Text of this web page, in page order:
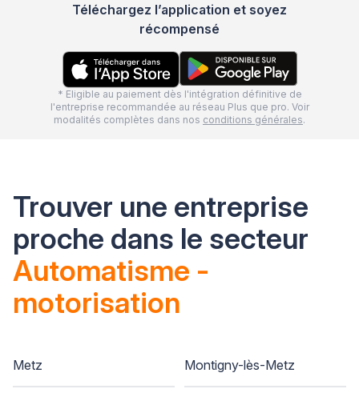
Téléchargez l’application et soyez
récompensé
* Eligible au paiement dès l'intégration définitive de
l'entreprise recommandée au réseau Plus que pro. Voir
modalités complètes dans nos conditions générales.
Trouver une entreprise
proche dans le secteur
Automatisme -
motorisation
Metz Montigny-lès-Metz